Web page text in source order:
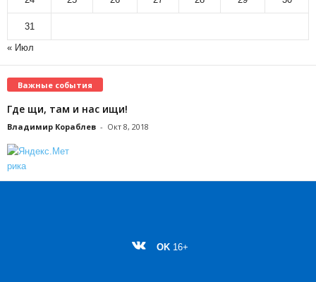
31
« Июл
Важные события
Где щи, там и нас ищи!
Владимир Кораблев - Окт 8, 2018
OK 16+